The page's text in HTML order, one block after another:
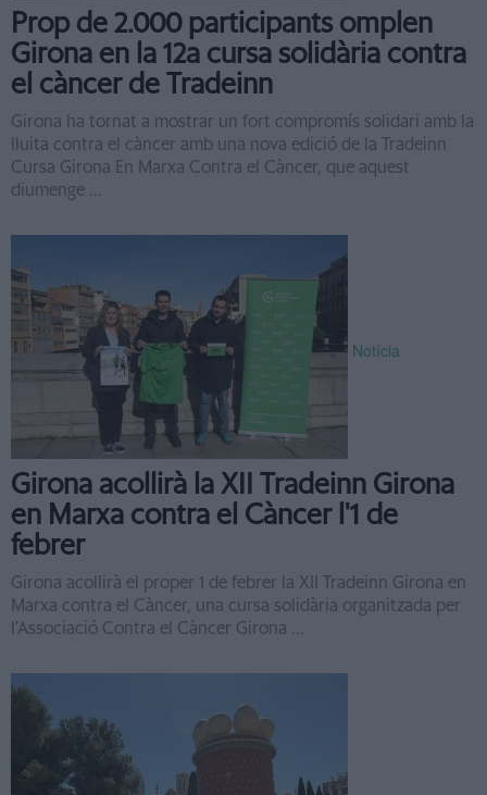
Prop de 2.000 participants omplen
Girona en la 12a cursa solidària contra
el càncer de Tradeinn
Girona ha tornat a mostrar un fort compromís solidari amb la
lluita contra el càncer amb una nova edició de la Tradeinn
Cursa Girona En Marxa Contra el Càncer, que aquest
diumenge ...
Notícia
Girona acollirà la XII Tradeinn Girona
en Marxa contra el Càncer l'1 de
febrer
Girona acollirà el proper 1 de febrer la XII Tradeinn Girona en
Marxa contra el Càncer, una cursa solidària organitzada per
l’Associació Contra el Càncer Girona ...